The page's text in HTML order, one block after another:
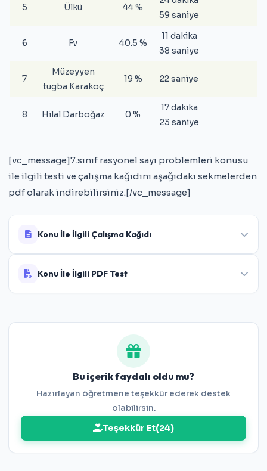
5 Ülkü 44 %
59 saniye
6 Fv 40.5 %
11 dakika
38 saniye
7
Müzeyyen
tugba Karakoç
19 % 22 saniye
8 Hilal Darboğaz 0 %
17 dakika
23 saniye
[vc_message]7.sınıf rasyonel sayı problemleri konusu
ile ilgili testi ve çalışma kağıdını aşağıdaki sekmelerden
pdf olarak indirebilirsiniz.[/vc_message]
Konu İle İlgili Çalışma Kağıdı
7.Sınıf Rasyonel Sayı Problemleri Çalışma
Konu İle İlgili PDF Test
Bu içerik faydalı oldu mu?
Hazırlayan öğretmene teşekkür ederek destek
olabilirsin.
Teşekkür Et(24)